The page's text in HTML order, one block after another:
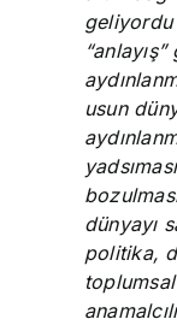
usun
dünyayı
politika,